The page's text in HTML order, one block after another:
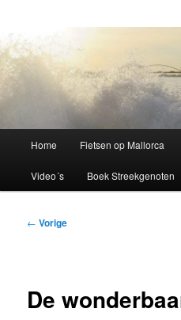
Home Fietsen op Mallorca
Video´s Boek Streekgenoten
Bericht
← Vorige
De